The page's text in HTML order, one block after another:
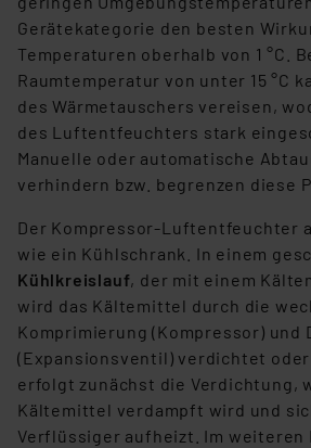
hiergegen Klagemöglichkeiten für
Unsere Kooperation mit diesen
sich auf die
Europäischen Kommission sowie
Beurteilung der mit der
insbesondere der Art der
verbundenen Risiken.“
Impressum|Datenschutzerklärung
Gerätekategorie den besten
Temperaturen oberhalb von 1 °C.
Raumtemperatur von unter 15 °C
des Wärmetauschers vereisen,
des Luftentfeuchters stark
Manuelle oder automatische
verhindern bzw. begrenzen diese
Der Kompressor-Luftentfeuchter
wie ein Kühlschrank. In einem
Kühlkreislauf, der mit einem
wird das Kältemittel durch die
Komprimierung (Kompressor) und
(Expansionsventil) verdichtet
erfolgt zunächst die Verdichtung,
Kältemittel verdampft wird und
Verflüssiger aufheizt. Im